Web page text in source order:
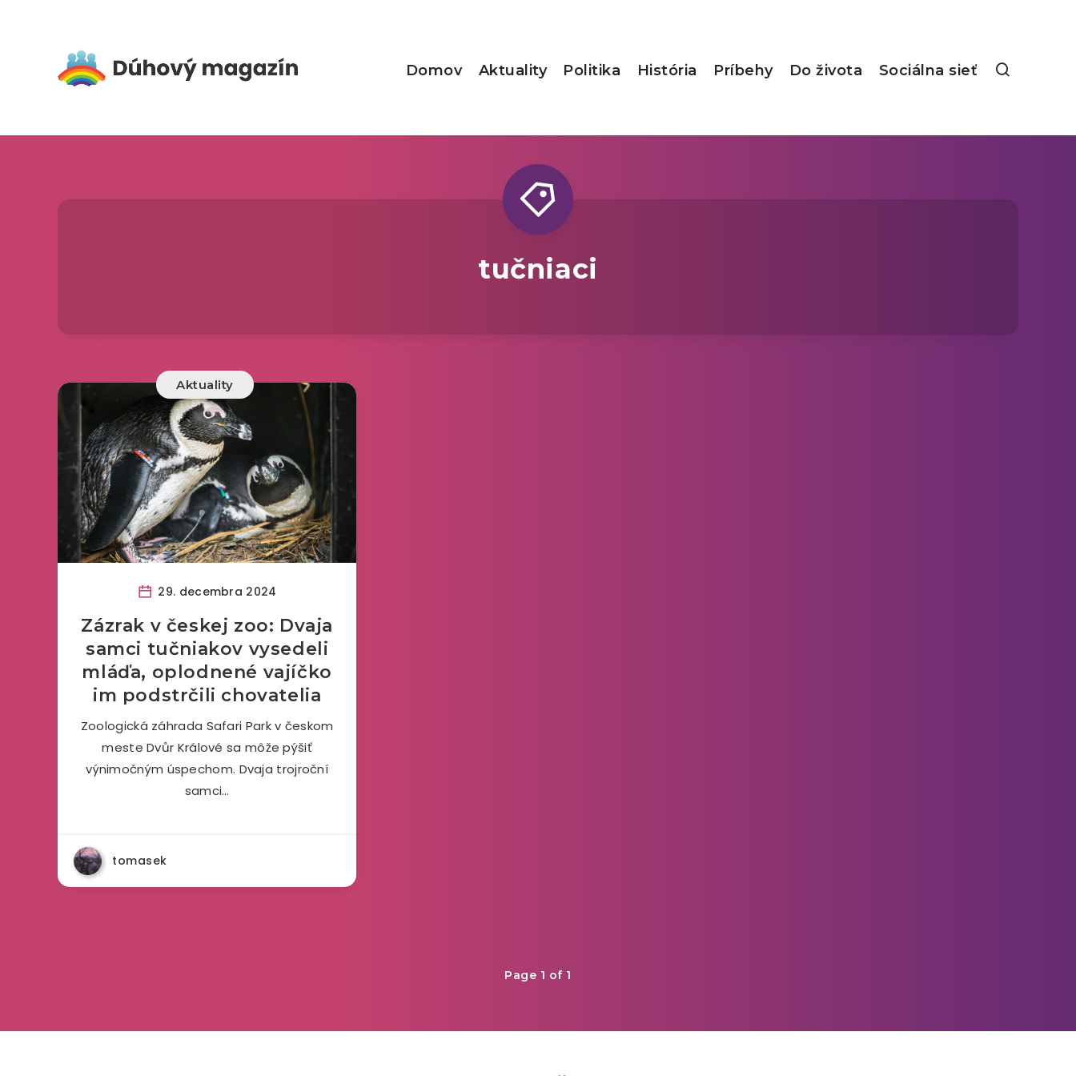
Domov Aktuality Politika História Príbehy Do života Sociálna sieť
tučniaci
Aktuality
29. decembra 2024
Zázrak v českej zoo: Dvaja
samci tučniakov vysedeli
mláďa, oplodnené vajíčko
im podstrčili chovatelia
Zoologická záhrada Safari Park v českom
meste Dvůr Králové sa môže pýšiť
výnimočným úspechom. Dvaja trojroční
samci…
tomasek
Page 1 of 1